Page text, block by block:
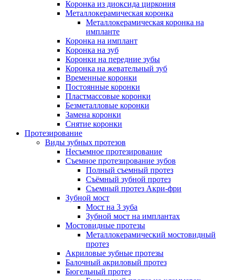
Коронка из диоксида циркония
Металлокерамическая коронка
Металлокерамическая коронка на
импланте
Коронка на имплант
Коронка на зуб
Коронки на передние зубы
Коронка на жевательный зуб
Временные коронки
Постоянные коронки
Пластмассовые коронки
Безметалловые коронки
Замена коронки
Снятие коронки
Протезирование
Виды зубных протезов
Несъемное протезирование
Съемное протезирование зубов
Полный съемный протез
Съёмный зубной протез
Съемный протез Акри-фри
Зубной мост
Мост на 3 зуба
Зубной мост на имплантах
Мостовидные протезы
Металлокерамический мостовидный
протез
Акриловые зубные протезы
Балочный акриловый протез
Бюгельный протез